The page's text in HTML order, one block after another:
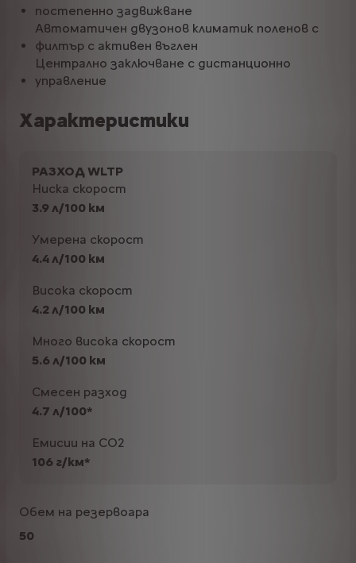
постепенно задвижване
Автоматичен двузонов климатик поленов с
филтър с активен въглен
Централно заключване с дистанционно
управление
Характеристики
РАЗХОД WLTP
Ниска скорост
3.9 л/100 км
Умерена скорост
4.4 л/100 км
Висока скорост
4.2 л/100 км
Много висока скорост
5.6 л/100 км
Смесен разход
4.7 л/100*
Емисии на CO2
106 г/км*
Обем на резервоара
50